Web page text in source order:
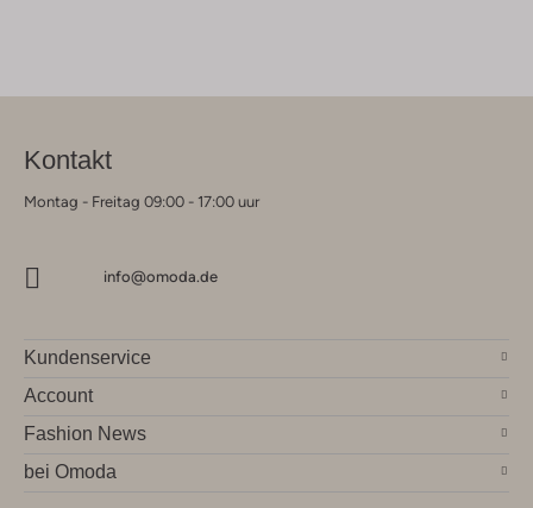
Kontakt
Montag - Freitag 09:00 - 17:00 uur
info@omoda.de
Kundenservice
Account
Fashion News
bei Omoda